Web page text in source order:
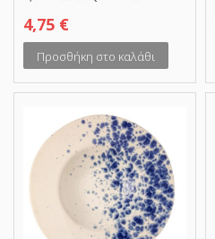
4,75 €
Προσθήκη στο καλάθι